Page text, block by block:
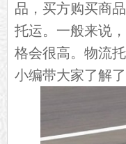
品，买方购买商
托运。一般来说
格会很高。物流
小编带大家了解了